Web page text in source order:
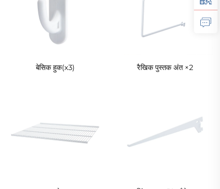
बेसिक हुक(x3) रैखिक पुस्तक अंत ×2